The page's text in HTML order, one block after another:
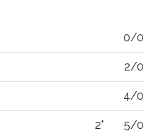
0/0
2/0
4/0
2" 5/0